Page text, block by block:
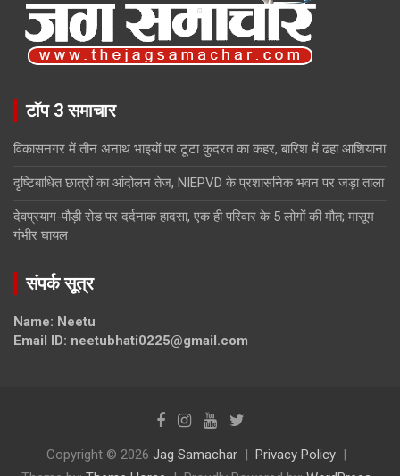
टॉप 3 समाचार
विकासनगर में तीन अनाथ भाइयों पर टूटा कुदरत का कहर, बारिश में ढहा आशियाना
दृष्टिबाधित छात्रों का आंदोलन तेज, NIEPVD के प्रशासनिक भवन पर जड़ा ताला
देवप्रयाग-पौड़ी रोड पर दर्दनाक हादसा, एक ही परिवार के 5 लोगों की मौत; मासूम
गंभीर घायल
संपर्क सूत्र
Name: Neetu
Email ID: neetubhati0225@gmail.com
Copyright © 2026 Jag Samachar
Privacy Policy